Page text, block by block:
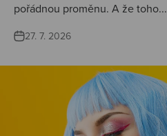
pořádnou proměnu. A že toho...
27. 7. 2026